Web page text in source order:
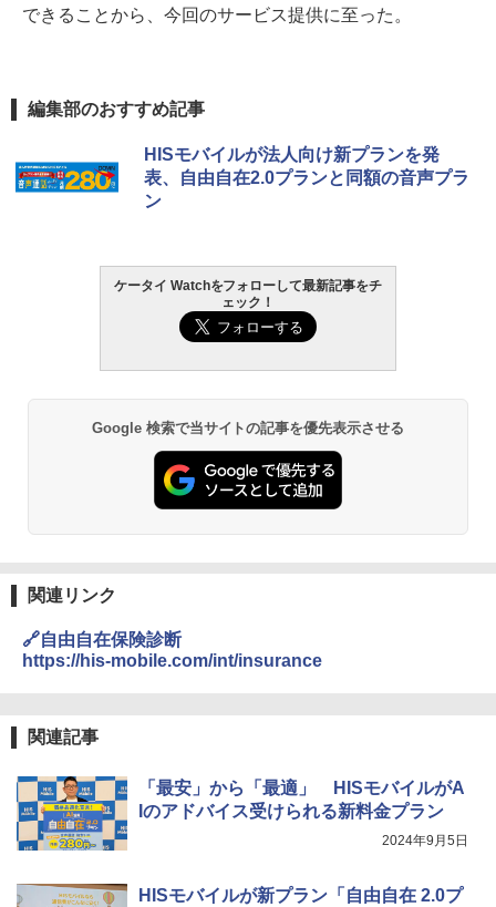
できることから、今回のサービス提供に至った。
編集部のおすすめ記事
HISモバイルが法人向け新プランを発
表、自由自在2.0プランと同額の音声プラ
ン
ケータイ Watchをフォローして最新記事をチ
ェック！
Google 検索で当サイトの記事を優先表示させる
関連リンク
🔗自由自在保険診断
https://his-mobile.com/int/insurance
関連記事
「最安」から「最適」 HISモバイルがA
Iのアドバイス受けられる新料金プラン
2024年9月5日
HISモバイルが新プラン「自由自在 2.0プ